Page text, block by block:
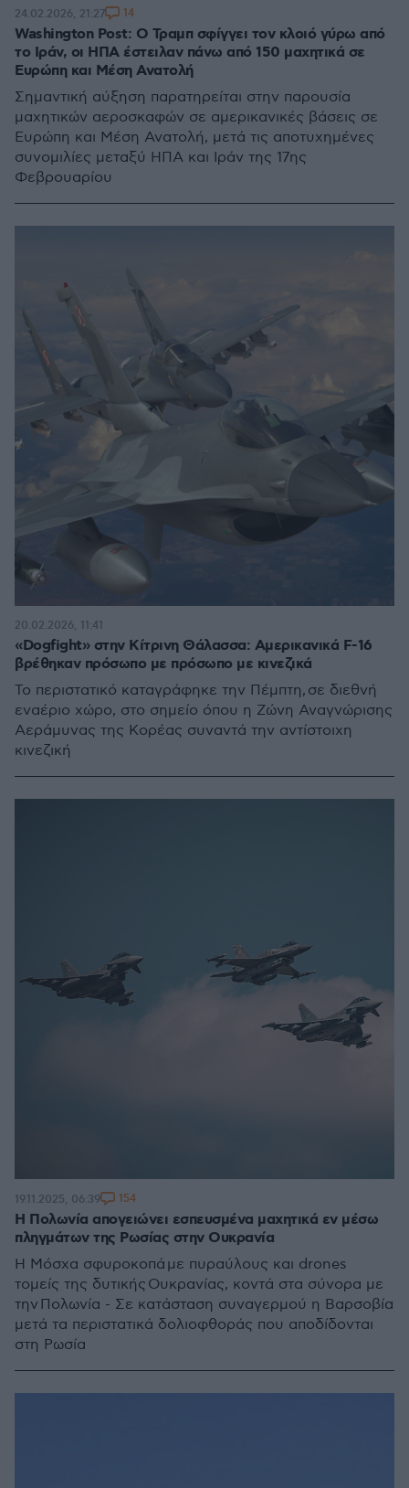
Washington Post: Ο Τραμπ σφίγγει τον κλοιό γύρω από
το Ιράν, οι ΗΠΑ έστειλαν πάνω από 150 μαχητικά σε
Ευρώπη και Μέση Ανατολή
Σημαντική αύξηση παρατηρείται στην παρουσία
μαχητικών αεροσκαφών σε αμερικανικές βάσεις σε
Ευρώπη και Μέση Ανατολή, μετά τις αποτυχημένες
συνομιλίες μεταξύ ΗΠΑ και Ιράν της 17ης
Φεβρουαρίου
24.02.2026, 21:27 14
«Dogfight» στην Κίτρινη Θάλασσα: Αμερικανικά F-16
βρέθηκαν πρόσωπο με πρόσωπο με κινεζικά
Το περιστατικό καταγράφηκε την Πέμπτη, σε διεθνή
εναέριο χώρο, στο σημείο όπου η Ζώνη Αναγνώρισης
Αεράμυνας της Κορέας συναντά την αντίστοιχη
κινεζική
20.02.2026, 11:41
Η Πολωνία απογειώνει εσπευσμένα μαχητικά εν μέσω
πληγμάτων της Ρωσίας στην Ουκρανία
Η Μόσχα σφυροκοπά με πυραύλους και drones
τομείς της δυτικής Ουκρανίας, κοντά στα σύνορα με
την Πολωνία - Σε κατάσταση συναγερμού η Βαρσοβία
μετά τα περιστατικά δολιοφθοράς που αποδίδονται
στη Ρωσία
19.11.2025, 06:39 154